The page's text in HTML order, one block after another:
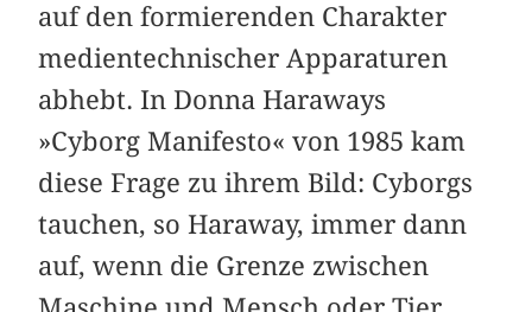
auf den formierenden Charakter
medientechnischer Apparaturen
abhebt. In Donna Haraways
»Cyborg Manifesto« von 1985 kam
diese Frage zu ihrem Bild: Cyborgs
tauchen, so Haraway, immer dann
auf, wenn die Grenze zwischen